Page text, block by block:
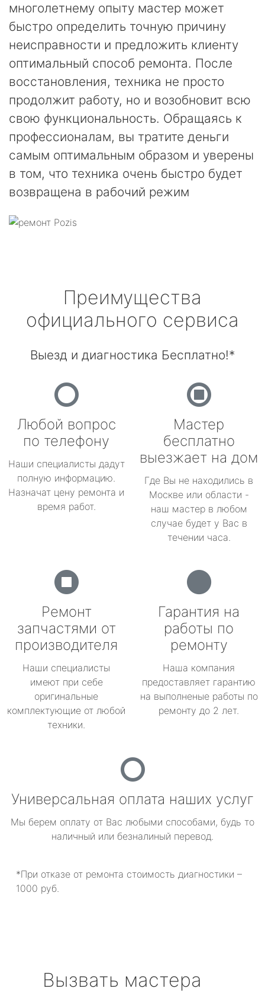
многолетнему опыту мастер может
быстро определить точную причину
неисправности и предложить клиенту
оптимальный способ ремонта. После
восстановления, техника не просто
продолжит работу, но и возобновит всю
свою функциональность. Обращаясь к
профессионалам, вы тратите деньги
самым оптимальным образом и уверены
в том, что техника очень быстро будет
возвращена в рабочий режим
Преимущества
официального сервиса
Выезд и диагностика Бесплатно!*
Любой вопрос
по телефону
Наши специалисты дадут
полную информацию.
Назначат цену ремонта и
время работ.
Мастер
бесплатно
выезжает на дом
Где Вы не находились в
Москве или области -
наш мастер в любом
случае будет у Вас в
течении часа.
Ремонт
запчастями от
производителя
Наши специалисты
имеют при себе
оригинальные
комплектующие от любой
техники.
Гарантия на
работы по
ремонту
Наша компания
предоставляет гарантию
на выполненые работы по
ремонту до 2 лет.
Универсальная оплата наших услуг
Мы берем оплату от Вас любыми способами, будь то
наличный или безналиный перевод.
*При отказе от ремонта стоимость диагностики –
1000 руб.
Вызвать мастера